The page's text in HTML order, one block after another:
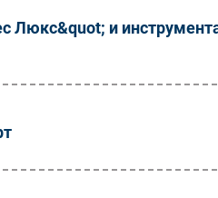
Люкс&quot; и